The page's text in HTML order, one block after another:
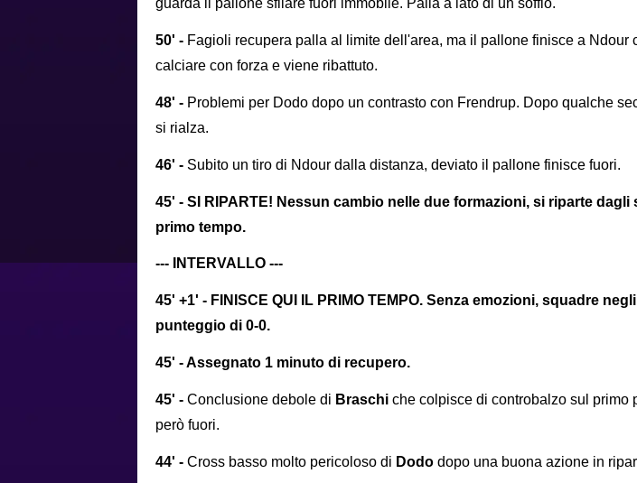
guarda il pallone sfilare fuori immobile. Palla a lato di un soffio.
50' - Fagioli recupera palla al limite dell'area, ma il pallone finisce a Ndour
calciare con forza e viene ribattuto.
48' - Problemi per Dodo dopo un contrasto con Frendrup. Dopo qualche
si rialza.
46' - Subito un tiro di Ndour dalla distanza, deviato il pallone finisce fuori.
45' - SI RIPARTE! Nessun cambio nelle due formazioni, si riparte dagli
primo tempo.
--- INTERVALLO ---
45' +1' - FINISCE QUI IL PRIMO TEMPO. Senza emozioni, squadre
punteggio di 0-0.
45' - Assegnato 1 minuto di recupero.
45' - Conclusione debole di Braschi che colpisce di controbalzo sul primo
però fuori.
44' - Cross basso molto pericoloso di Dodo dopo una buona azione in